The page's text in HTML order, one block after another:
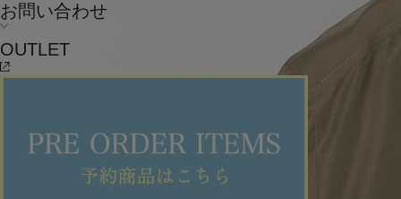
お問い合わせ
OUTLET